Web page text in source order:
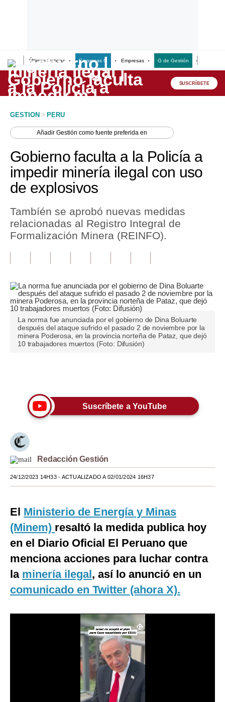
Últimas Noticias Empresas G Empresas G de Gestión
Lo último
Peru Quiosco
Economía
Mercados
Política
Finanzas Personales
Inmobiliarias
Plus G
Opinión
Editorial
Tendencias
Viajes
Estilos
EEUU
México
Internacional
SUSCRÍBETE
GESTION > PERU
AñadirGestión como fuente preferida en
Gobierno faculta a la Policía a
impedir minería ilegal con uso
de explosivos
Tambíén se aprobó nuevas medidas
relacionadas al Registro Integral de
Formalización Minera (REINFO).
La norma fue anunciada por el gobierno de Dina Boluarte
después del ataque sufrido el pasado 2 de noviembre por la
minera Poderosa, en la provincia norteña de Pataz, que dejó
10 trabajadores muertos (Foto: Difusión)
Suscríbete a YouTube
Redacción Gestión
24/12/2023 14H33- ACTUALIZADO A 02/01/2024 16H37
El Ministerio de Energía y Minas
(Minem) resaltó la medida publica hoy
en el Diario Oficial El Peruano que
menciona acciones para luchar contra
la minería ilegal, así lo anunció en un
comunicado en Twitter (ahora X).